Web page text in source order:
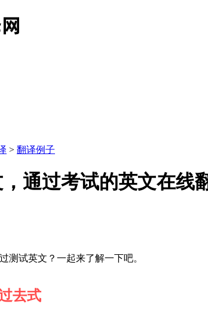
> 翻译例子
通过考试的英文在线
测试英文？一起来了解一下吧。
去式